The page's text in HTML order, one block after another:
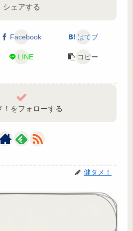
シェアする
Facebook はてブ
LINE コピー
！をフォローする
健タメ！